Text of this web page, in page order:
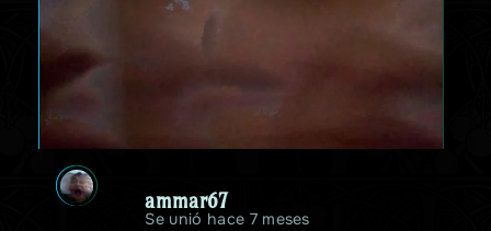
ammar67
Se unió hace 7 meses